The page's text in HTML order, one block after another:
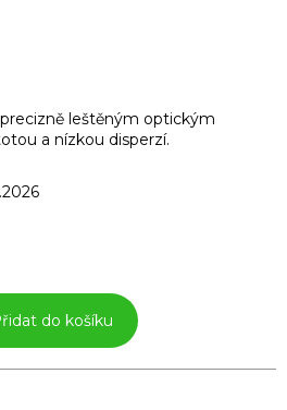
do košíku
leštěným optickým
a nízkou disperzí.